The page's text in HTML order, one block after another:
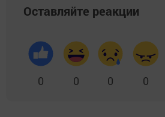
Оставляйте реакции
0 0 0 0